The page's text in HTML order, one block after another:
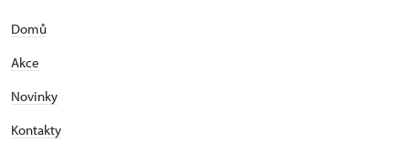
Domů
Akce
Novinky
Kontakty